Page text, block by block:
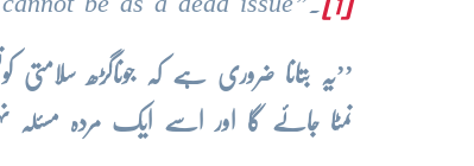
’’یہ بتانا ضروری ہے کہ جوناگڑھ
نمٹا جائے گا اور اسے ایک مردہ مسئلہ